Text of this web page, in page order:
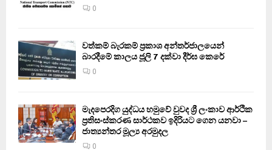
0
වත්කම් බැරකම් ප්‍රකාශ අන්තර්ජාලයෙන්
බාරදීමේ කාලය ජූලි 7 දක්වා දීර්ඝ කෙරේ
0
මැදපෙරදිග යුද්ධය හමුවේ වුවද ශ්‍රී ලංකාව ආර්ථික
ප්‍රතිසංස්කරණ සාර්ථකව ඉදිරියට ගෙන යනවා –
ජාත්‍යන්තර මූල්‍ය අරමුදල
0